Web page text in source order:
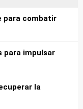
para combatir
para impulsar
la